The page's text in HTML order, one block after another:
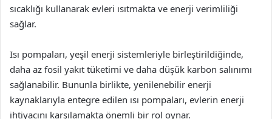
sıcaklığı kullanarak evleri ısıtmakta ve enerji verimliliği
sağlar.
Isı pompaları, yeşil enerji sistemleriyle birleştirildiğinde,
daha az fosil yakıt tüketimi ve daha düşük karbon salınımı
sağlanabilir. Bununla birlikte, yenilenebilir enerji
kaynaklarıyla entegre edilen ısı pompaları, evlerin enerji
ihtiyacını karşılamakta önemli bir rol oynar.